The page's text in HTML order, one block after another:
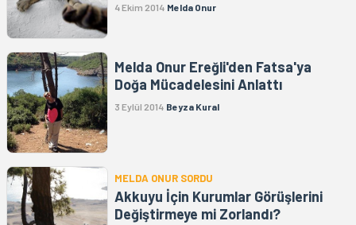
4 Ekim 2014 Melda Onur
Melda Onur Ereğli'den Fatsa'ya
Doğa Mücadelesini Anlattı
3 Eylül 2014 Beyza Kural
MELDA ONUR SORDU
Akkuyu İçin Kurumlar Görüşlerini
Değiştirmeye mi Zorlandı?